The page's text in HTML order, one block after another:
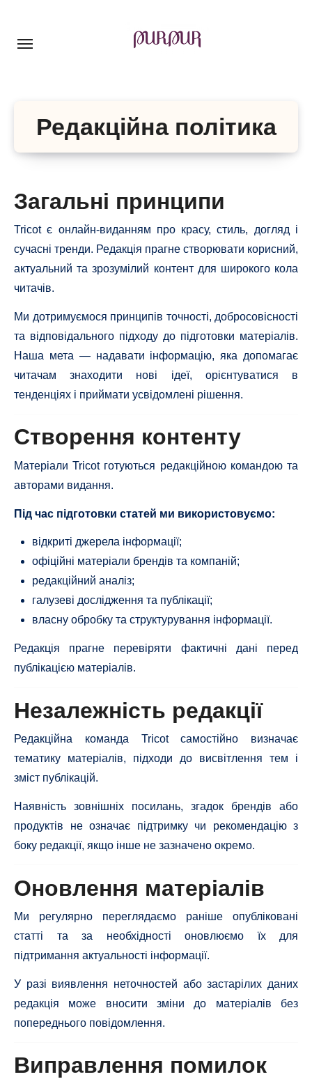
контенту
Редакційна політика
Загальні принципи
Tricot є онлайн-виданням про красу, стиль, догляд і
сучасні тренди. Редакція прагне створювати корисний,
актуальний та зрозумілий контент для широкого кола
читачів.
Ми дотримуємося принципів точності, добросовісності
та відповідального підходу до підготовки матеріалів.
Наша мета — надавати інформацію, яка допомагає
читачам знаходити нові ідеї, орієнтуватися в
тенденціях і приймати усвідомлені рішення.
Створення контенту
Матеріали Tricot готуються редакційною командою та
авторами видання.
Під час підготовки статей ми використовуємо:
відкриті джерела інформації;
офіційні матеріали брендів та компаній;
редакційний аналіз;
галузеві дослідження та публікації;
власну обробку та структурування інформації.
Редакція прагне перевіряти фактичні дані перед
публікацією матеріалів.
Незалежність редакції
Редакційна команда Tricot самостійно визначає
тематику матеріалів, підходи до висвітлення тем і
зміст публікацій.
Наявність зовнішніх посилань, згадок брендів або
продуктів не означає підтримку чи рекомендацію з
боку редакції, якщо інше не зазначено окремо.
Оновлення матеріалів
Ми регулярно переглядаємо раніше опубліковані
статті та за необхідності оновлюємо їх для
підтримання актуальності інформації.
У разі виявлення неточностей або застарілих даних
редакція може вносити зміни до матеріалів без
попереднього повідомлення.
Виправлення помилок